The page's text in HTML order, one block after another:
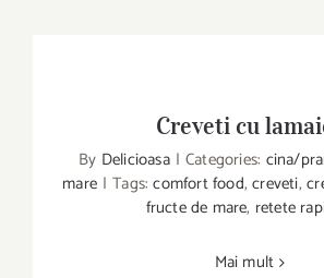
Creveti cu lamaie
Creveti cu
By Delicioasa | Categories: cina/
mare | Tags:comfort food,creveti,
fructe de mare, retete
Mai mult